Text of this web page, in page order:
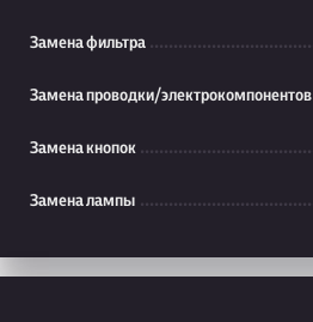
Замена фильтра
Замена проводки/электрокомпонентов
Замена кнопок
Замена лампы